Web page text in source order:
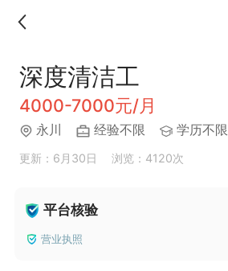
深度清洁工
4000-7000元/月
永川 经验不限 学历不限
更新：6月30日 浏览：4120次
平台核验
营业执照